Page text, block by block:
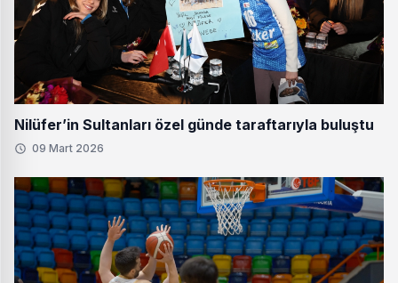
Nilüfer’in Sultanları özel günde taraftarıyla buluştu
09 Mart 2026